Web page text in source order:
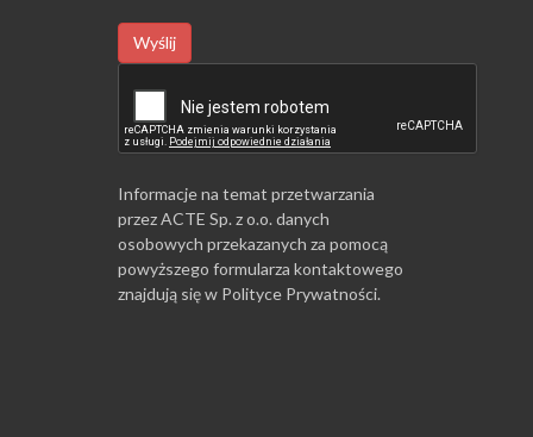
Wyślij
Informacje na temat przetwarzania
przez ACTE Sp. z o.o. danych
osobowych przekazanych za pomocą
powyższego formularza kontaktowego
znajdują się w Polityce Prywatności.